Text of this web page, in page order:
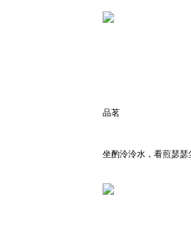
品茗
坐酌泠泠水，看煎瑟瑟